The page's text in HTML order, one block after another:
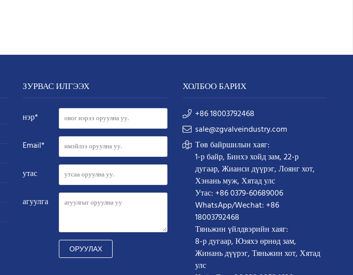
ЗУРВАС ИЛГЭЭХ
нэр*
Email*
утас
агуулга
ОРУУЛАХ
ХОЛБОО БАРИХ
+86 18003792468
sale@zgvalveindustry.com
Төв байршилын хаяг:
1-р байр, Бинхэ хойд зам, 22-р
дугаар, Жианси дүүрэг, Лоянг хот,
Хэнань муж, Хятад улс
Утас: +86 0379-60689006
WhatsApp/Wechat: +86
18003792468
Тяньжин үйлдвэрийн хаяг:
8-р дугаар, Юэяхэ өрнөд зам,
Жинань дүүрэг, Тяньжин хот, Хятад
улс